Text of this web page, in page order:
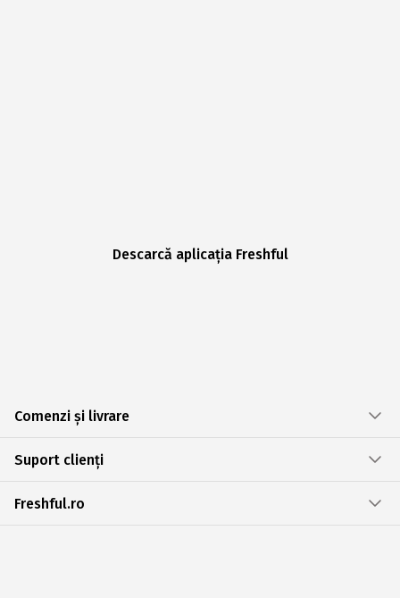
Descarcă aplicația Freshful
Comenzi și livrare
Suport clienți
Freshful.ro